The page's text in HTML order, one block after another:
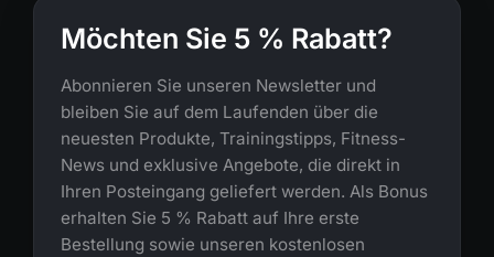
Möchten Sie 5 % Rabatt?
Abonnieren Sie unseren Newsletter und
bleiben Sie auf dem Laufenden über die
neuesten Produkte, Trainingstipps, Fitness-
News und exklusive Angebote, die direkt in
Ihren Posteingang geliefert werden. Als Bonus
erhalten Sie 5 % Rabatt auf Ihre erste
Bestellung sowie unseren kostenlosen